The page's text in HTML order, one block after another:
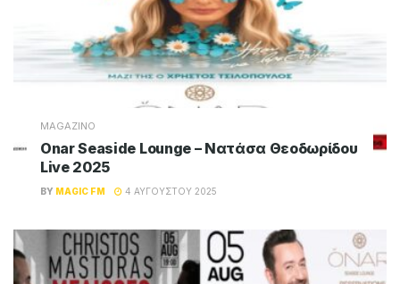
MAGAZINO
Onar Seaside Lounge – Νατάσα Θεοδωρίδου
Live 2025
BY MAGIC FM 4 ΑΥΓΟΎΣΤΟΥ 2025